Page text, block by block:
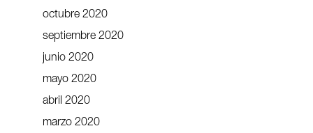
octubre 2020
septiembre 2020
junio 2020
mayo 2020
abril 2020
marzo 2020